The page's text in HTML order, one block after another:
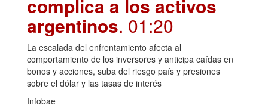
complica a los activos
argentinos. 01:20
La escalada del enfrentamiento afecta al
comportamiento de los inversores y anticipa caídas en
bonos y acciones, suba del riesgo país y presiones
sobre el dólar y las tasas de interés
Infobae